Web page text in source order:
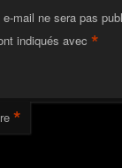
mail ne sera pas
indiqués avec*
*